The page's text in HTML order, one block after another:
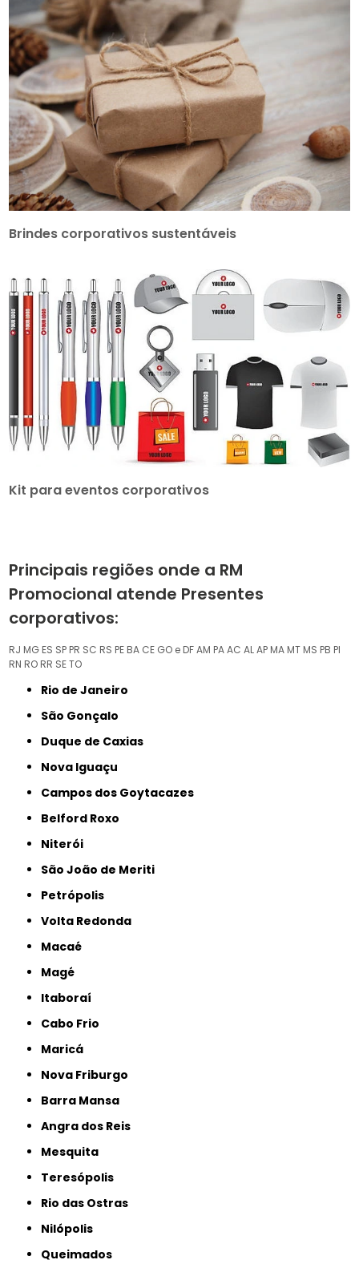
Brindes corporativos sustentáveis
Kit para eventos corporativos
Principais regiões onde a RM
Promocional atende Presentes
corporativos:
RJ MG ES SP PR SC RS PE BA CE GO e DFAM PAAC ALAP MA MT MS PB PI
RN RO RR SETO
Rio de Janeiro
São Gonçalo
Duque de Caxias
Nova Iguaçu
Campos dos Goytacazes
Belford Roxo
Niterói
São João de Meriti
Petrópolis
Volta Redonda
Macaé
Magé
Itaboraí
Cabo Frio
Maricá
Nova Friburgo
Barra Mansa
Angra dos Reis
Mesquita
Teresópolis
Rio das Ostras
Nilópolis
Queimados